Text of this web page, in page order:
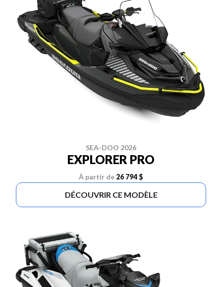
SEA-DOO 2026
EXPLORER PRO
À partir de 26 794 $
DÉCOUVRIR CE MODÈLE